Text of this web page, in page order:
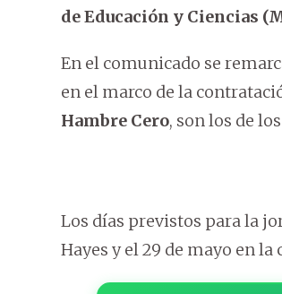
de Educación y Ciencias
En el comunicado se
en el marco de la
Hambre Cero, son los de
Los días previstos para la
Hayes y el 29 de mayo en la